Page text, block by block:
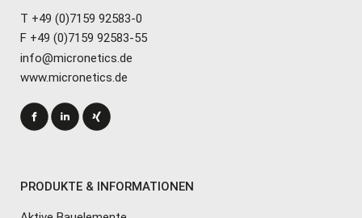
T +49 (0)7159 92583-0
F +49 (0)7159 92583-55
info@micronetics.de
www.micronetics.de
PRODUKTE & INFORMATIONEN